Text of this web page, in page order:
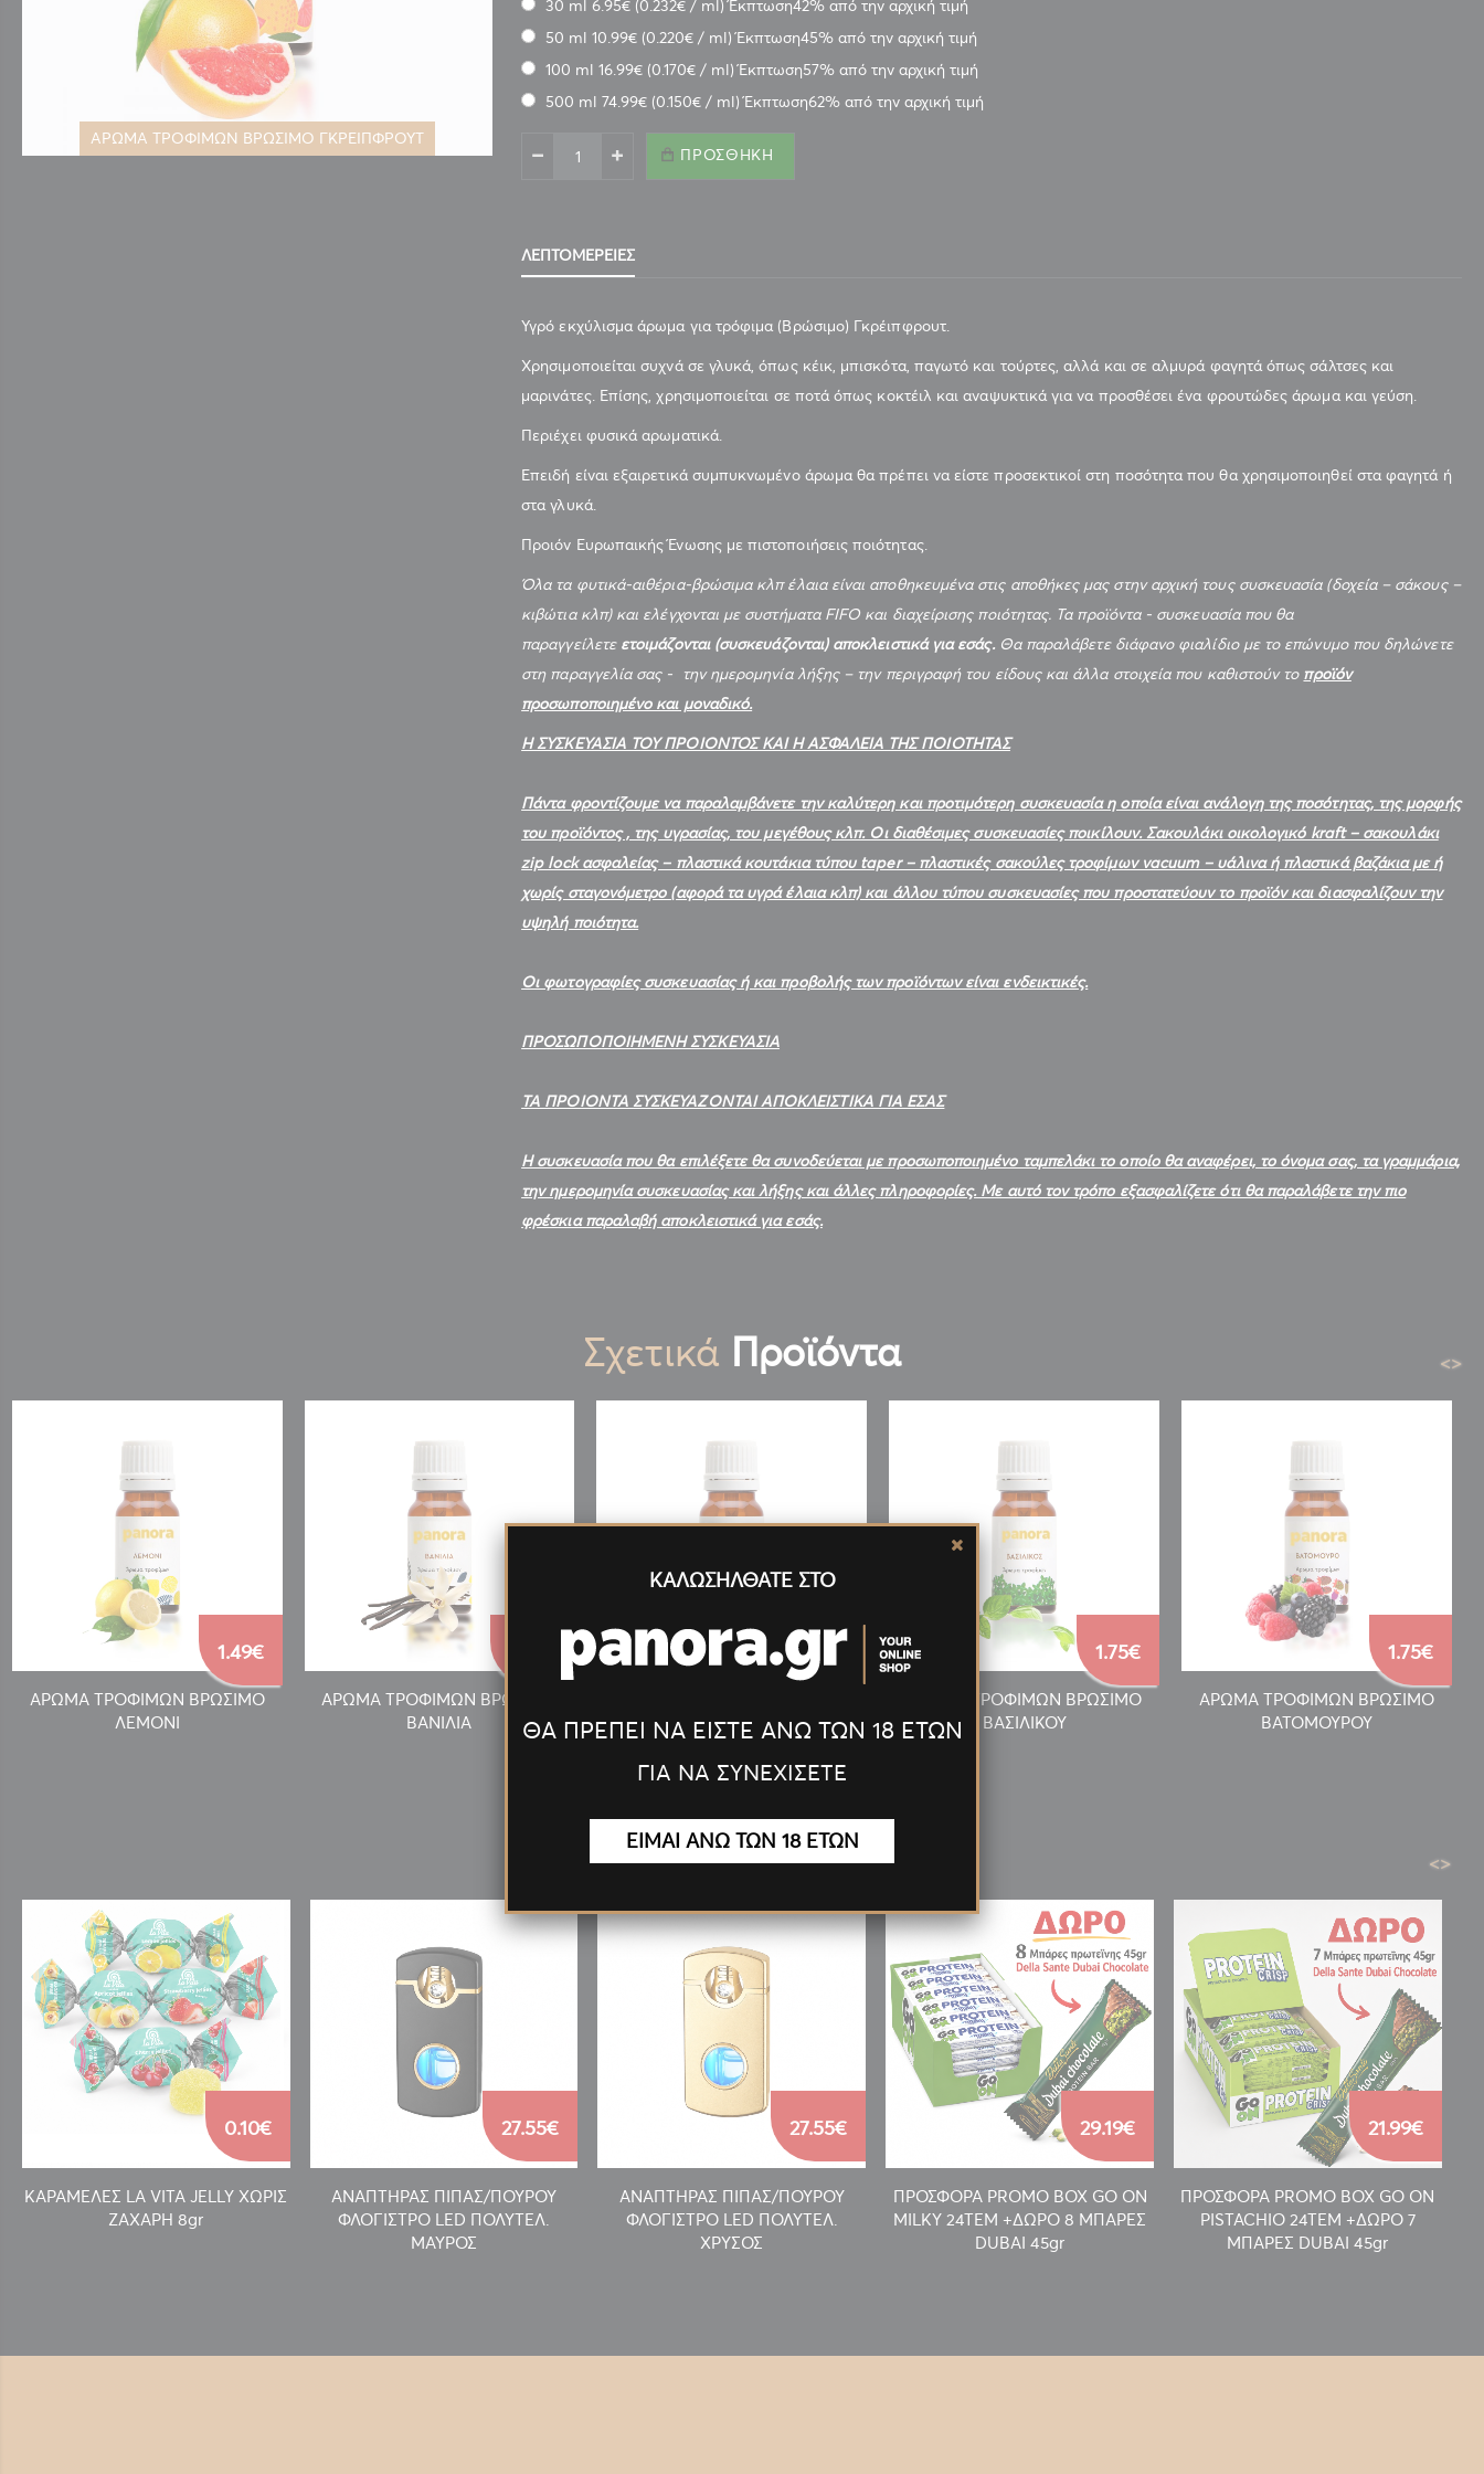
ΑΡΩΜΑ ΤΡΟΦΙΜΩΝ ΒΡΩΣΙΜΟ ΓΚΡΕΙΠΦΡΟΥΤ
30 ml 6.95€ (0.232€ / ml) Έκπτωση42% από την αρχική τιμή
50 ml 10.99€ (0.220€ / ml) Έκπτωση45% από την αρχική τιμή
100 ml 16.99€ (0.170€ / ml) Έκπτωση57% από την αρχική τιμή
500 ml 74.99€ (0.150€ / ml) Έκπτωση62% από την αρχική τιμή
ΠΡΟΣΘΉΚΗ
ΛΕΠΤΟΜΈΡΕΙΕΣ
Υγρό εκχύλισμα άρωμα για τρόφιμα (Βρώσιμο) Γκρέιπφρουτ.
Χρησιμοποιείται συχνά σε γλυκά, όπως κέικ, μπισκότα, παγωτό και τούρτες, αλλά και σε αλμυρά φαγητά όπως σάλτσες και
μαρινάτες. Επίσης, χρησιμοποιείται σε ποτά όπως κοκτέιλ και αναψυκτικά για να προσθέσει ένα φρουτώδες άρωμα και γεύση.
Περιέχει φυσικά αρωματικά.
Επειδή είναι εξαιρετικά συμπυκνωμένο άρωμα θα πρέπει να είστε προσεκτικοί στη ποσότητα που θα χρησιμοποιηθεί στα φαγητά ή
στα γλυκά.
Προιόν Ευρωπαικής Ένωσης με πιστοποιήσεις ποιότητας.
Όλα τα φυτικά-αιθέρια-βρώσιμα κλπ έλαια είναι αποθηκευμένα στις αποθήκες μας στην αρχική τους συσκευασία (δοχεία – σάκους –
κιβώτια κλπ) και ελέγχονται με συστήματα FIFO και διαχείρισης ποιότητας. Τα προϊόντα - συσκευασία που θα
παραγγείλετε ετοιμάζονται (συσκευάζονται) αποκλειστικά για εσάς. Θα παραλάβετε διάφανο φιαλίδιο με το επώνυμο που δηλώνετε
στη παραγγελία σας - την ημερομηνία λήξης – την περιγραφή του είδους και άλλα στοιχεία που καθιστούν το προϊόν
προσωποποιημένο και μοναδικό.
Η ΣΥΣΚΕΥΑΣΙΑ ΤΟΥ ΠΡΟΙΟΝΤΟΣ ΚΑΙ Η ΑΣΦΑΛΕΙΑ ΤΗΣ ΠΟΙΟΤΗΤΑΣ
Πάντα φροντίζουμε να παραλαμβάνετε την καλύτερη και προτιμότερη συσκευασία η οποία είναι ανάλογη της ποσότητας, της μορφής
του προϊόντος , της υγρασίας, του μεγέθους κλπ. Οι διαθέσιμες συσκευασίες ποικίλουν. Σακουλάκι οικολογικό kraft – σακουλάκι
zip lock ασφαλείας – πλαστικά κουτάκια τύπου taper – πλαστικές σακούλες τροφίμων vacuum – υάλινα ή πλαστικά βαζάκια με ή
χωρίς σταγονόμετρο (αφορά τα υγρά έλαια κλπ) και άλλου τύπου συσκευασίες που προστατεύουν το προϊόν και διασφαλίζουν την
υψηλή ποιότητα.
Οι φωτογραφίες συσκευασίας ή και προβολής των προϊόντων είναι ενδεικτικές.
ΠΡΟΣΩΠΟΠΟΙΗΜΕΝΗ ΣΥΣΚΕΥΑΣΙΑ
ΤΑ ΠΡΟΙΟΝΤΑ ΣΥΣΚΕΥΑΖΟΝΤΑΙ ΑΠΟΚΛΕΙΣΤΙΚΑ ΓΙΑ ΕΣΑΣ
Η συσκευασία που θα επιλέξετε θα συνοδεύεται με προσωποποιημένο ταμπελάκι το οποίο θα αναφέρει, το όνομα σας, τα γραμμάρια,
την ημερομηνία συσκευασίας και λήξης και άλλες πληροφορίες. Με αυτό τον τρόπο εξασφαλίζετε ότι θα παραλάβετε την πιο
φρέσκια παραλαβή αποκλειστικά για εσάς.
Σχετικά Προϊόντα
ΑΡΩΜΑ ΤΡΟΦΙΜΩΝ ΒΡΩΣΙΜΟ
ΛΕΜΟΝΙ
1.49€
ΑΡΩΜΑ ΤΡΟΦΙΜΩΝ ΒΡΩΣΙΜΟ
ΒΑΝΙΛΙΑ
ΑΝΑΝΑ
1.49€
ΑΡΩΜΑ ΤΡΟΦΙΜΩΝ ΒΡΩΣΙΜΟ
ΒΑΣΙΛΙΚΟΥ
1.75€
ΑΡΩΜΑ ΤΡΟΦΙΜΩΝ ΒΡΩΣΙΜΟ
ΒΑΤΟΜΟΥΡΟΥ
1.75€
<>
ΝέαΠροϊόντα
ΚΑΡΑΜΕΛΕΣ LA VITA JELLY ΧΩΡΙΣ
ΖΑΧΑΡΗ 8gr
0.10€
ΑΝΑΠΤΗΡΑΣ ΠΙΠΑΣ/ΠΟΥΡΟΥ
ΦΛΟΓΙΣΤΡΟ LED ΠΟΛΥΤΕΛ.
ΜΑΥΡΟΣ
27.55€
ΑΝΑΠΤΗΡΑΣ ΠΙΠΑΣ/ΠΟΥΡΟΥ
ΦΛΟΓΙΣΤΡΟ LED ΠΟΛΥΤΕΛ.
ΧΡΥΣΟΣ
27.55€
ΠΡΟΣΦΟΡΑ PROMO BOX GO ON
MILKY 24TEM +ΔΩΡΟ 8 ΜΠΑΡΕΣ
DUBAI 45gr
29.19€
ΠΡΟΣΦΟΡΑ PROMO BOX GO ON
PISTACHIO 24TEM +ΔΩΡΟ 7
ΜΠΑΡΕΣ DUBAI 45gr
21.99€
<>
ΚΑΛΩΣΗΛΘΑΤΕ ΣΤΟ
ΘΑ ΠΡΕΠΕΙ ΝΑ ΕΙΣΤΕ ΑΝΩ ΤΩΝ 18 ΕΤΩΝ
ΓΙΑ ΝΑ ΣΥΝΕΧΙΣΕΤΕ
ΕΙΜΑΙ ΑΝΩ ΤΩΝ 18 ΕΤΩΝ